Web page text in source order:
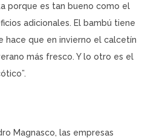
porque es tan bueno como el
adicionales. El bambú tiene
hace que en invierno el calcetín
más fresco. Y lo otro es el
Magnasco, las empresas